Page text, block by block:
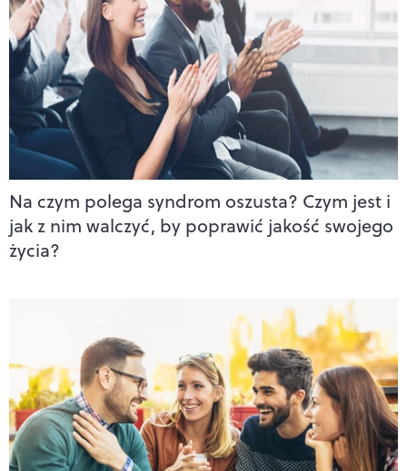
Na czym polega syndrom oszusta? Czym jest i
jak z nim walczyć, by poprawić jakość swojego
życia?